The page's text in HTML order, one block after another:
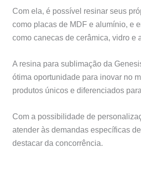
Com ela, é possível resinar seus
como placas de MDF e alumínio, e
como canecas de cerâmica, vidro e
A resina para sublimação da
ótima oportunidade para inovar no
produtos únicos e diferenciados
Com a possibilidade de
atender às demandas específicas
destacar da concorrência.